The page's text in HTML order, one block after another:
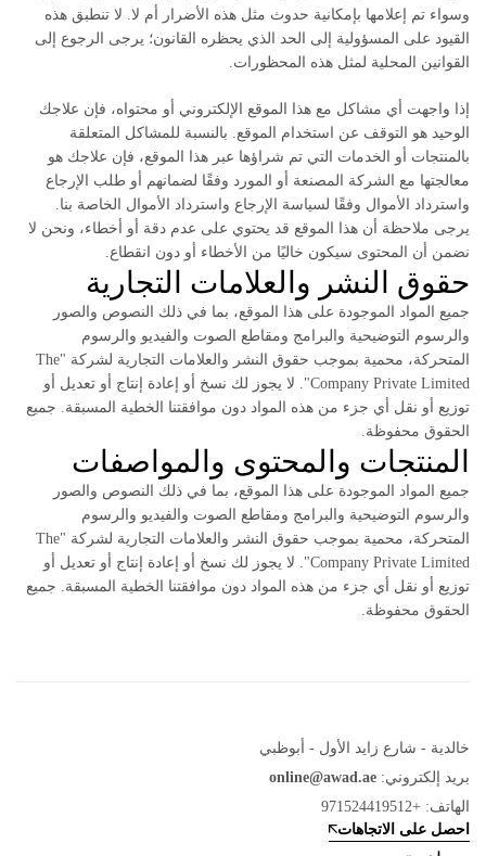
وسواء تم إعلامها بإمكانية حدوث مثل هذه الأضرار أم لا. لا تنطبق هذه
القيود على المسؤولية إلى الحد الذي يحظره القانون؛ يرجى الرجوع إلى
القوانين المحلية لمثل هذه المحظورات.
إذا واجهت أي مشاكل مع هذا الموقع الإلكتروني أو محتواه، فإن علاجك
الوحيد هو التوقف عن استخدام الموقع. بالنسبة للمشاكل المتعلقة
بالمنتجات أو الخدمات التي تم شراؤها عبر هذا الموقع، فإن علاجك هو
معالجتها مع الشركة المصنعة أو المورد وفقًا لضمانهم أو طلب الإرجاع
واسترداد الأموال وفقًا لسياسة الإرجاع واسترداد الأموال الخاصة بنا.
يرجى ملاحظة أن هذا الموقع قد يحتوي على عدم دقة أو أخطاء، ونحن لا
نضمن أن المحتوى سيكون خاليًا من الأخطاء أو دون انقطاع.
حقوق النشر والعلامات التجارية
جميع المواد الموجودة على هذا الموقع، بما في ذلك النصوص والصور
والرسوم التوضيحية والبرامج ومقاطع الصوت والفيديو والرسوم
المتحركة، محمية بموجب حقوق النشر والعلامات التجارية لشركة "The
Company Private Limited". لا يجوز لك نسخ أو إعادة إنتاج أو تعديل أو
توزيع أو نقل أي جزء من هذه المواد دون موافقتنا الخطية المسبقة. جميع
الحقوق محفوظة.
المنتجات والمحتوى والمواصفات
جميع المواد الموجودة على هذا الموقع، بما في ذلك النصوص والصور
والرسوم التوضيحية والبرامج ومقاطع الصوت والفيديو والرسوم
المتحركة، محمية بموجب حقوق النشر والعلامات التجارية لشركة "The
Company Private Limited". لا يجوز لك نسخ أو إعادة إنتاج أو تعديل أو
توزيع أو نقل أي جزء من هذه المواد دون موافقتنا الخطية المسبقة. جميع
الحقوق محفوظة.
خالدية - شارع زايد الأول - أبوظبي
بريد إلكتروني: online@awad.ae
الهاتف: +971524419512
احصل على الاتجاهات